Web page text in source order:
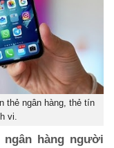
thẻ ngân hàng, thẻ tín
vi.
ngân hàng người